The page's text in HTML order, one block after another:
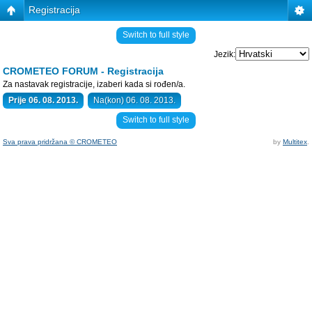
Registracija
Switch to full style
Jezik:
CROMETEO FORUM - Registracija
Za nastavak registracije, izaberi kada si rođen/a.
Prije 06. 08. 2013.
Na(kon) 06. 08. 2013.
Switch to full style
Sva prava pridržana © CROMETEO by Multitex